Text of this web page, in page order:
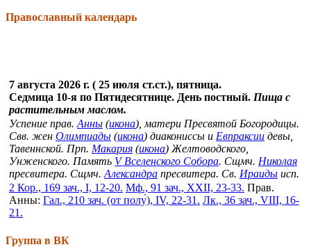
Православный календарь
7 августа 2026 г. ( 25 июля ст.ст.), пятница.
Седмица 10-я по Пятидесятнице. День постный. Пища с
растительным маслом.
Успение прав. Анны (икона), матери Пресвятой Богородицы.
Свв. жен Олимпиады (икона) диакониссы и Евпраксии девы,
Тавеннской. Прп. Макария (икона) Желтоводского,
Унженского. Память V Вселенского Собора. Сщмч. Николая
пресвитера. Сщмч. Александра пресвитера. Св. Ираиды исп.
2 Кор., 169 зач., I, 12-20. Мф., 91 зач., XXII, 23-33. Прав.
Анны: Гал., 210 зач. (от полу́), IV, 22-31. Лк., 36 зач., VIII, 16-
21.
Группа в ВК